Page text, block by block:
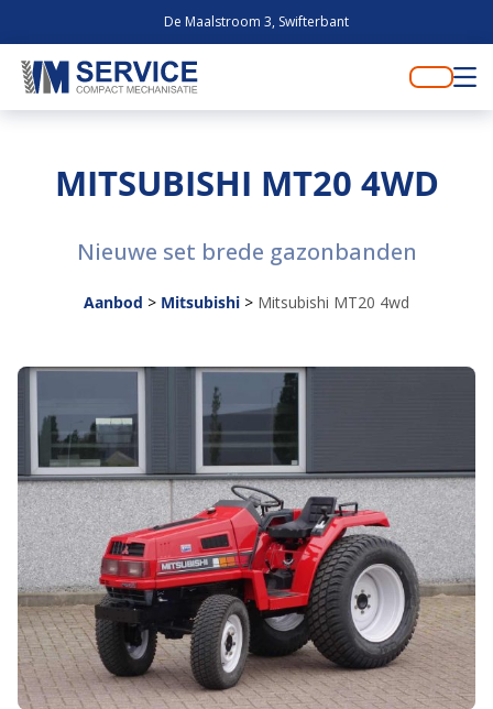
De Maalstroom 3, Swifterbant
MITSUBISHI MT20 4WD
Nieuwe set brede gazonbanden
Aanbod > Mitsubishi > Mitsubishi MT20 4wd